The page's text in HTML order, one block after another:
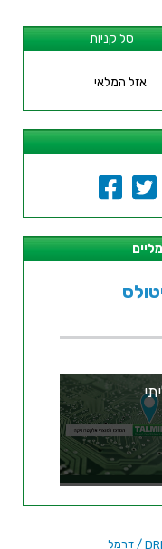
סל קניות
אזל המלאי
/ דרמל